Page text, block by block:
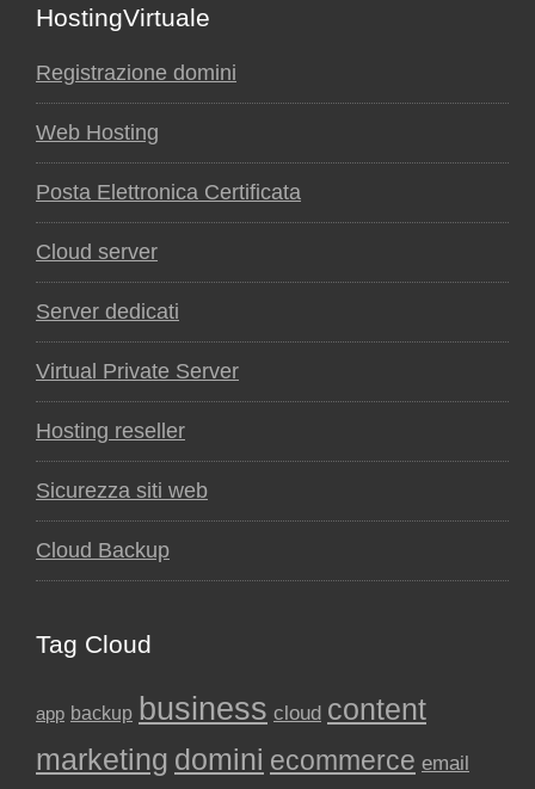
Footer
HostingVirtuale
Registrazione domini
Web Hosting
Posta Elettronica Certificata
Cloud server
Server dedicati
Virtual Private Server
Hosting reseller
Sicurezza siti web
Cloud Backup
Tag Cloud
app backup business cloud content
marketing domini ecommerce email